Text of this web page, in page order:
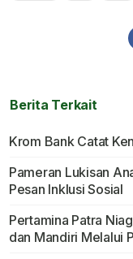
Berita Terkait
Krom Bank Catat
Pameran Lukisan
Pesan Inklusi Sosial
Pertamina Patra
dan Mandiri Melalui